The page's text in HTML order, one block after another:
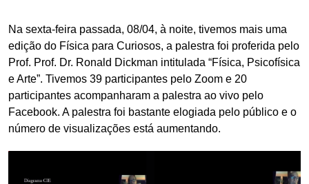
Na sexta-feira passada, 08/04, à noite, tivemos mais uma
edição do Física para Curiosos, a palestra foi proferida pelo
Prof. Prof. Dr. Ronald Dickman intitulada “Física, Psicofísica
e Arte”. Tivemos 39 participantes pelo Zoom e 20
participantes acompanharam a palestra ao vivo pelo
Facebook. A palestra foi bastante elogiada pelo público e o
número de visualizações está aumentando.